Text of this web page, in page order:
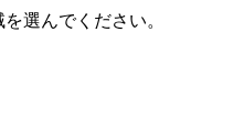
選んでください。